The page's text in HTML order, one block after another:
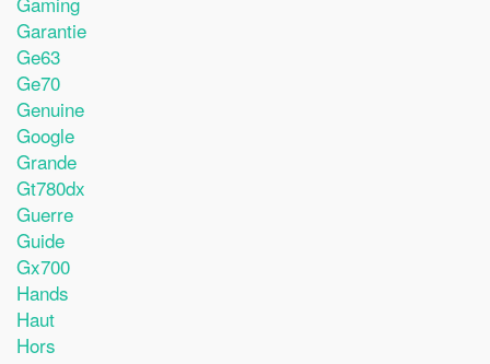
Garantie
Ge63
Ge70
Genuine
Google
Grande
Gt780dx
Guerre
Guide
Gx700
Hands
Haut
Hors